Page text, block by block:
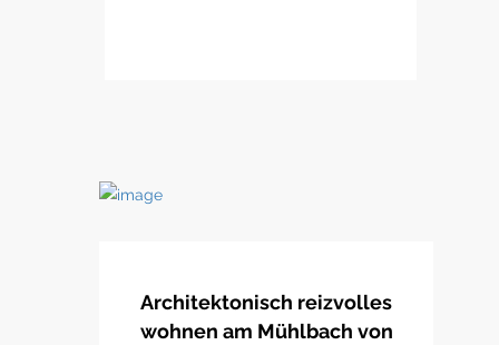
Architektonisch reizvolles
wohnen am Mühlbach von